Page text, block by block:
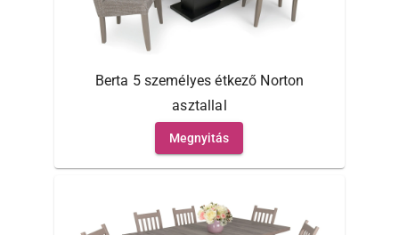
Berta 5 személyes étkező Norton
asztallal
Megnyitás